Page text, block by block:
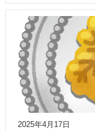
2025年4月17日